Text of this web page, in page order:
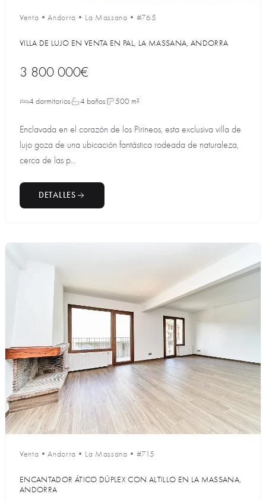
Venta •Andorra • La Massana • #765
VILLA DE LUJO EN VENTA EN PAL, LA MASSANA, ANDORRA
3 800 000€
4 dormitorios 4 baños 500 m²
Enclavada en el corazón de los Pirineos, esta exclusiva villa de
lujo goza de una ubicación fantástica rodeada de naturaleza,
cerca de las p...
DETALLES
Venta •Andorra • La Massana • #715
ENCANTADOR ÁTICO DÚPLEX CON ALTILLO EN LA MASSANA,
ANDORRA